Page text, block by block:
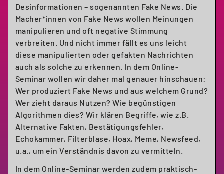
Desinformationen – sogenannten Fake News. Die
Macher*innen von Fake News wollen Meinungen
manipulieren und oft negative Stimmung
verbreiten. Und nicht immer fällt es uns leicht
diese manipulierten oder gefakten Nachrichten
auch als solche zu erkennen. In dem Online-
Seminar wollen wir daher mal genauer hinschauen:
Wer produziert Fake News und aus welchem Grund?
Wer zieht daraus Nutzen? Wie begünstigen
Algorithmen dies? Wir klären Begriffe, wie z.B.
Alternative Fakten, Bestätigungsfehler,
Echokammer, Filterblase, Hoax, Meme, Newsfeed,
u.a., um ein Verständnis davon zu vermitteln.
In dem Online-Seminar werden zudem praktisch-